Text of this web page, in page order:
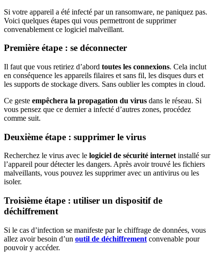
Si votre appareil a été infecté par un ransomware, ne paniquez pas.
Voici quelques étapes qui vous permettront de supprimer
convenablement ce logiciel malveillant.
Première étape : se déconnecter
Il faut que vous retiriez d’abord toutes les connexions. Cela inclut
en conséquence les appareils filaires et sans fil, les disques durs et
les supports de stockage divers. Sans oublier les comptes in cloud.
Ce geste empêchera la propagation du virus dans le réseau. Si
vous pensez que ce dernier a infecté d’autres zones, procédez
comme suit.
Deuxième étape : supprimer le virus
Recherchez le virus avec le logiciel de sécurité internetinstallé sur
l’appareil pour détecter les dangers. Après avoir trouvé les fichiers
malveillants, vous pouvez les supprimer avec un antivirus ou les
isoler.
Troisième étape : utiliser un dispositif de
déchiffrement
Si le cas d’infection se manifeste par le chiffrage de données, vous
allez avoir besoin d’un outil de déchiffrement convenable pour
pouvoir y accéder.